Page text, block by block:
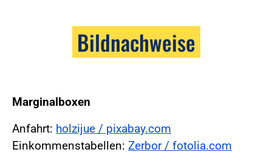
Bildnachweise
Marginalboxen
Anfahrt: holzijue / pixabay.com
Einkommenstabellen: Zerbor / fotolia.com